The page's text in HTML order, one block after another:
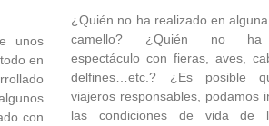
unos
en
con
¿Quién no ha realizado en
camello? ¿Quién no ha
espectáculo con fieras, aves,
delfines…etc.? ¿Es posible
viajeros responsables, podamos
las condiciones de vida de